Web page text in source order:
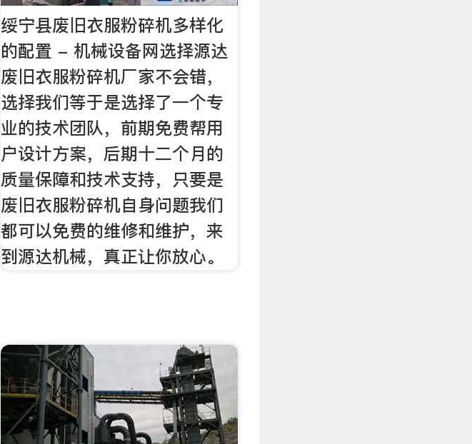
绥宁县废旧衣服粉碎机多样化
的配置 - 机械设备网选择源达
废旧衣服粉碎机厂家不会错，
选择我们等于是选择了一个专
业的技术团队，前期免费帮用
户设计方案，后期十二个月的
质量保障和技术支持，只要是
废旧衣服粉碎机自身问题我们
都可以免费的维修和维护，来
到源达机械，真正让你放心。